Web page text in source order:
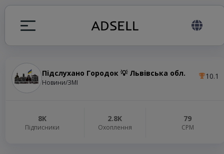
Підслухано Городок 💡 Львівська обл.
Новини/ЗМІ
10.1
8K
Підписники
2.8K
Охоплення
79
СРМ